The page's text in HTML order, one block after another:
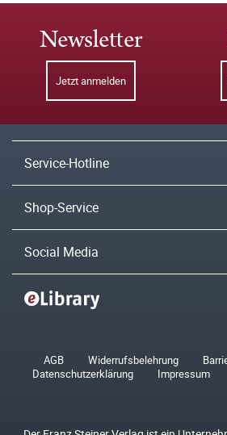
Newsletter
Jetzt anmelden
Service-Hotline
Shop-Service
Social Media
AGB Widerrufsbelehrung
Datenschutzerklärung
Impressum